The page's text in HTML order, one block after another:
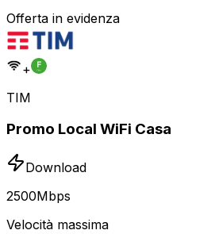
Offerta in evidenza
+
TIM
Promo Local WiFi Casa
Download
2500Mbps
Velocità massima